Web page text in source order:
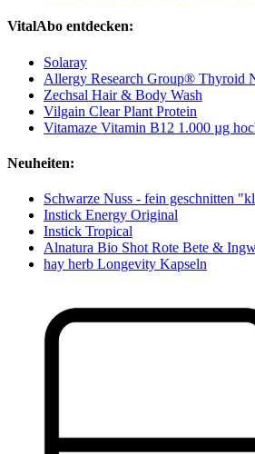
VitalAbo entdecken:
Solaray
Allergy Research Group® Thyroid
Zechsal Hair & Body Wash
Vilgain Clear Plant Protein
Vitamaze Vitamin B12 1.000 µg
Neuheiten:
Schwarze Nuss - fein geschnitten
Instick Energy Original
Instick Tropical
Alnatura Bio Shot Rote Bete &
hay herb Longevity Kapseln